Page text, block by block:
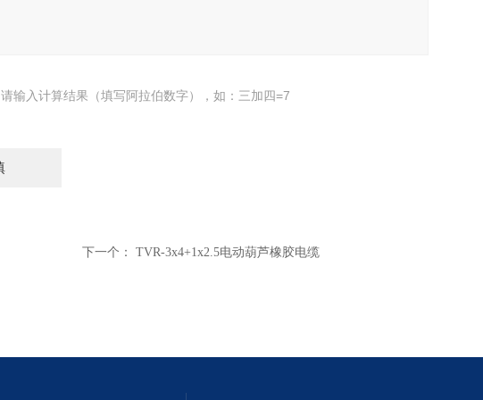
请输入计算结果（填写阿拉伯数字），如：三加四=7
下一个： TVR-3x4+1x2.5电动葫芦橡胶电缆